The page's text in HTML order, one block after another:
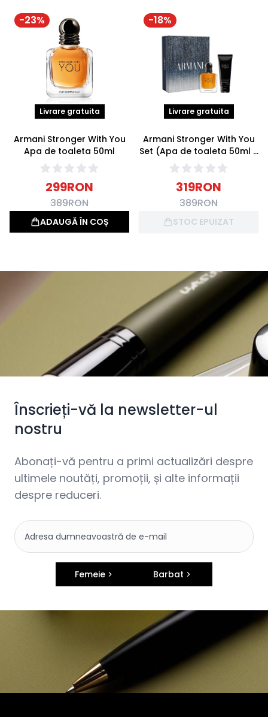
-23%
Livrare gratuita
Armani Stronger With You
Apa de toaleta 50ml
299RON
389RON
ADAUGĂ ÎN COȘ
-18%
Livrare gratuita
Armani Stronger With You
Set (Apa de toaleta 50ml +
Gel de dus 75ml)
319RON
389RON
STOC EPUIZAT
Înscrieți-vă la newsletter-ul
nostru
Abonați-vă pentru a primi actualizări despre
ultimele noutăți, promoții, și alte informații
despre reduceri.
Femeie Barbat